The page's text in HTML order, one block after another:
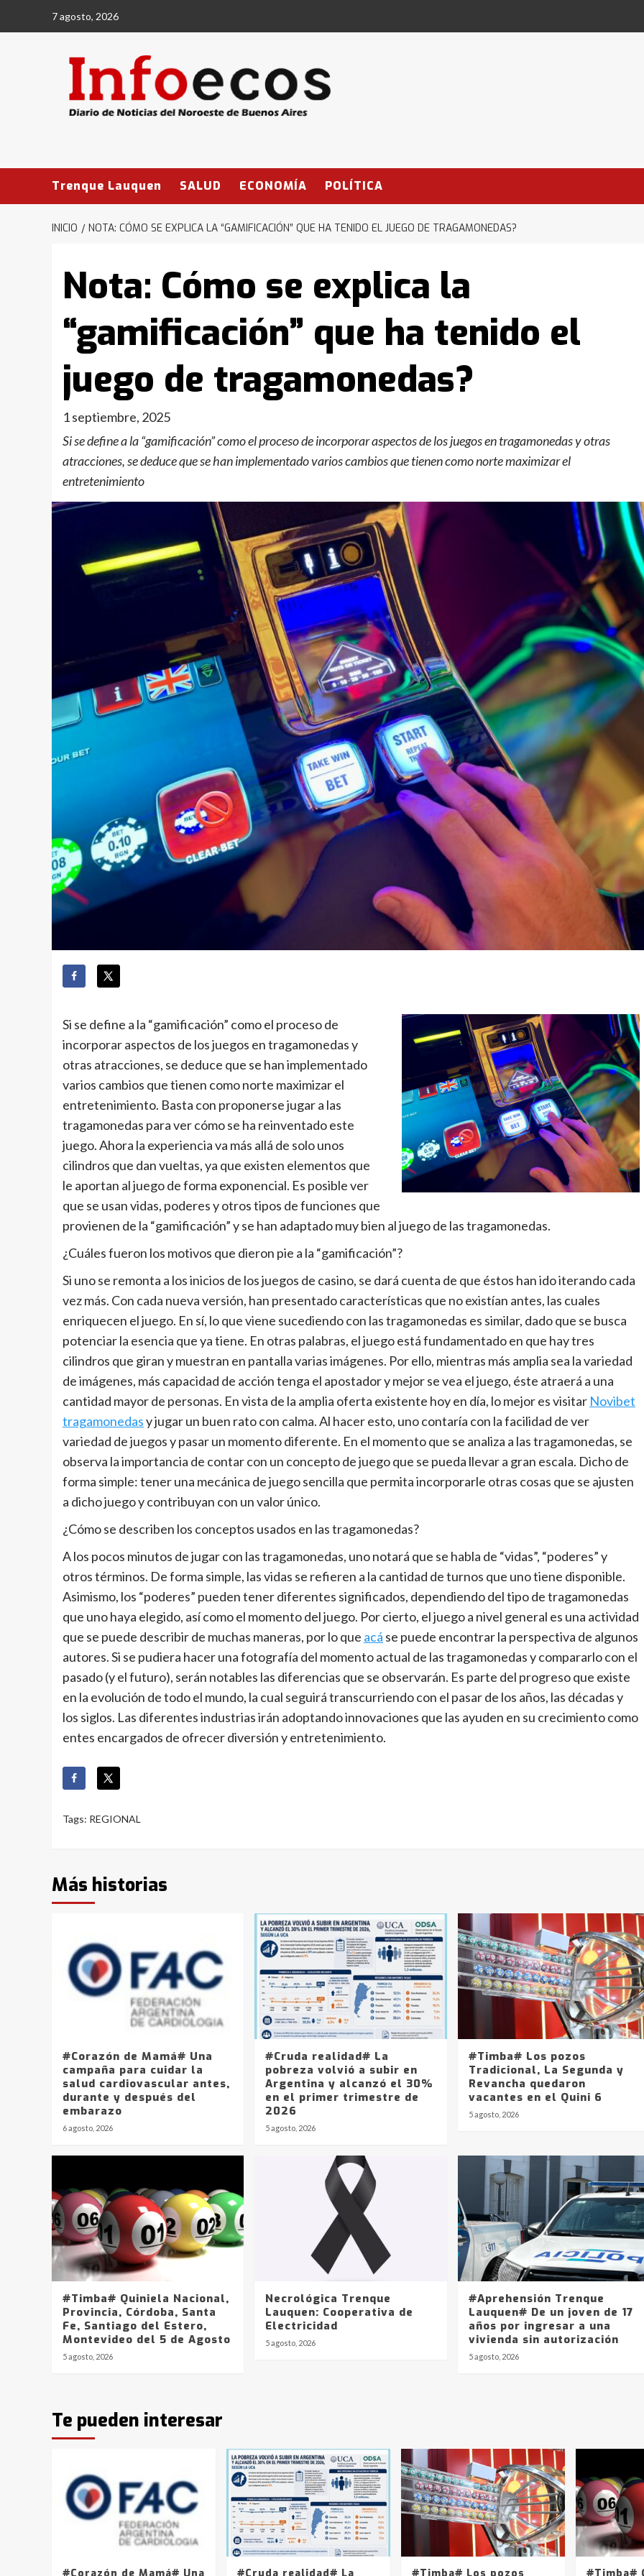
7 agosto, 2026
Trenque Lauquen SALUD ECONOMÍA POLÍTICA
INICIO NOTA: CÓMO SE EXPLICA LA “GAMIFICACIÓN” QUE HA TENIDO EL JUEGO DE TRAGAMONEDAS?
Nota: Cómo se explica la
“gamificación” que ha tenido el
juego de tragamonedas?
1 septiembre, 2025
Si se define a la “gamificación” como el proceso de incorporar aspectos de los juegos en tragamonedas y otras
atracciones, se deduce que se han implementado varios cambios que tienen como norte maximizar el
entretenimiento
Si se define a la “gamificación” como el proceso de
incorporar aspectos de los juegos en tragamonedas y
otras atracciones, se deduce que se han implementado
varios cambios que tienen como norte maximizar el
entretenimiento. Basta con proponerse jugar a las
tragamonedas para ver cómo se ha reinventado este
juego. Ahora la experiencia va más allá de solo unos
cilindros que dan vueltas, ya que existen elementos que
le aportan al juego de forma exponencial. Es posible ver
que se usan vidas, poderes y otros tipos de funciones que
provienen de la “gamificación” y se han adaptado muy bien al juego de las tragamonedas.
¿Cuáles fueron los motivos que dieron pie a la “gamificación”?
Si uno se remonta a los inicios de los juegos de casino, se dará cuenta de que éstos han ido iterando cada
vez más. Con cada nueva versión, han presentado características que no existían antes, las cuales
enriquecen el juego. En sí, lo que viene sucediendo con las tragamonedas es similar, dado que se busca
potenciar la esencia que ya tiene. En otras palabras, el juego está fundamentado en que hay tres
cilindros que giran y muestran en pantalla varias imágenes. Por ello, mientras más amplia sea la variedad
de imágenes, más capacidad de acción tenga el apostador y mejor se vea el juego, éste atraerá a una
cantidad mayor de personas. En vista de la amplia oferta existente hoy en día, lo mejor es visitar Novibet
tragamonedasy jugar un buen rato con calma. Al hacer esto, uno contaría con la facilidad de ver
variedad de juegos y pasar un momento diferente. En el momento que se analiza a las tragamonedas, se
observa la importancia de contar con un concepto de juego que se pueda llevar a gran escala. Dicho de
forma simple: tener una mecánica de juego sencilla que permita incorporarle otras cosas que se ajusten
a dicho juego y contribuyan con un valor único.
¿Cómo se describen los conceptos usados en las tragamonedas?
A los pocos minutos de jugar con las tragamonedas, uno notará que se habla de “vidas”, “poderes” y
otros términos. De forma simple, las vidas se refieren a la cantidad de turnos que uno tiene disponible.
Asimismo, los “poderes” pueden tener diferentes significados, dependiendo del tipo de tragamonedas
que uno haya elegido, así como el momento del juego. Por cierto, el juego a nivel general es una actividad
que se puede describir de muchas maneras, por lo que acá se puede encontrar la perspectiva de algunos
autores. Si se pudiera hacer una fotografía del momento actual de las tragamonedas y compararlo con el
pasado (y el futuro), serán notables las diferencias que se observarán. Es parte del progreso que existe
en la evolución de todo el mundo, la cual seguirá transcurriendo con el pasar de los años, las décadas y
los siglos. Las diferentes industrias irán adoptando innovaciones que las ayuden en su crecimiento como
entes encargados de ofrecer diversión y entretenimiento.
Tags: REGIONAL
Más historias
#Corazón de Mamá# Una
campaña para cuidar la
salud cardiovascular antes,
durante y después del
embarazo
6 agosto, 2026
#Cruda realidad# La
pobreza volvió a subir en
Argentina y alcanzó el 30%
en el primer trimestre de
2026
5 agosto, 2026
#Timba# Los pozos
Tradicional, La Segunda y
Revancha quedaron
vacantes en el Quini 6
5 agosto, 2026
#Timba# Quiniela Nacional,
Provincia, Córdoba, Santa
Fe, Santiago del Estero,
Montevideo del 5 de Agosto
5 agosto, 2026
Necrológica Trenque
Lauquen: Cooperativa de
Electricidad
5 agosto, 2026
#Aprehensión Trenque
Lauquen# De un joven de 17
años por ingresar a una
vivienda sin autorización
5 agosto, 2026
Te pueden interesar
#Corazón de Mamá# Una #Cruda realidad# La #Timba# Los pozos #Timba#